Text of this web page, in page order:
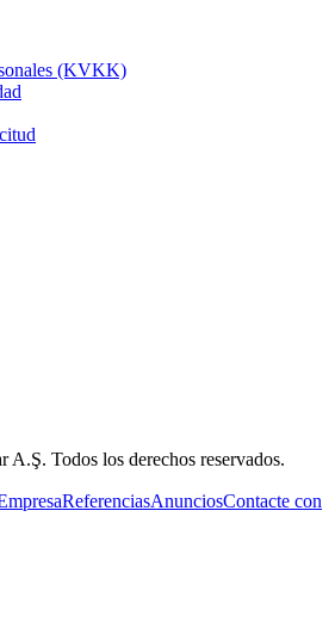
(KVKK)
Todos los derechos reservados.
ReferenciasAnunciosContacte con